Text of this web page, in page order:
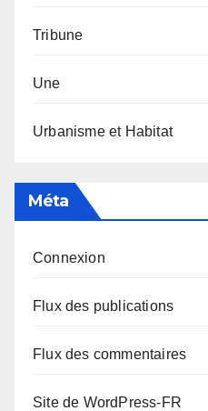
Tribune
Une
Urbanisme et Habitat
Méta
Connexion
Flux des publications
Flux des commentaires
Site de WordPress-FR